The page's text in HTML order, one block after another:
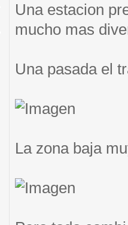
Una estacion
mucho mas
Una pasada el
La zona baja